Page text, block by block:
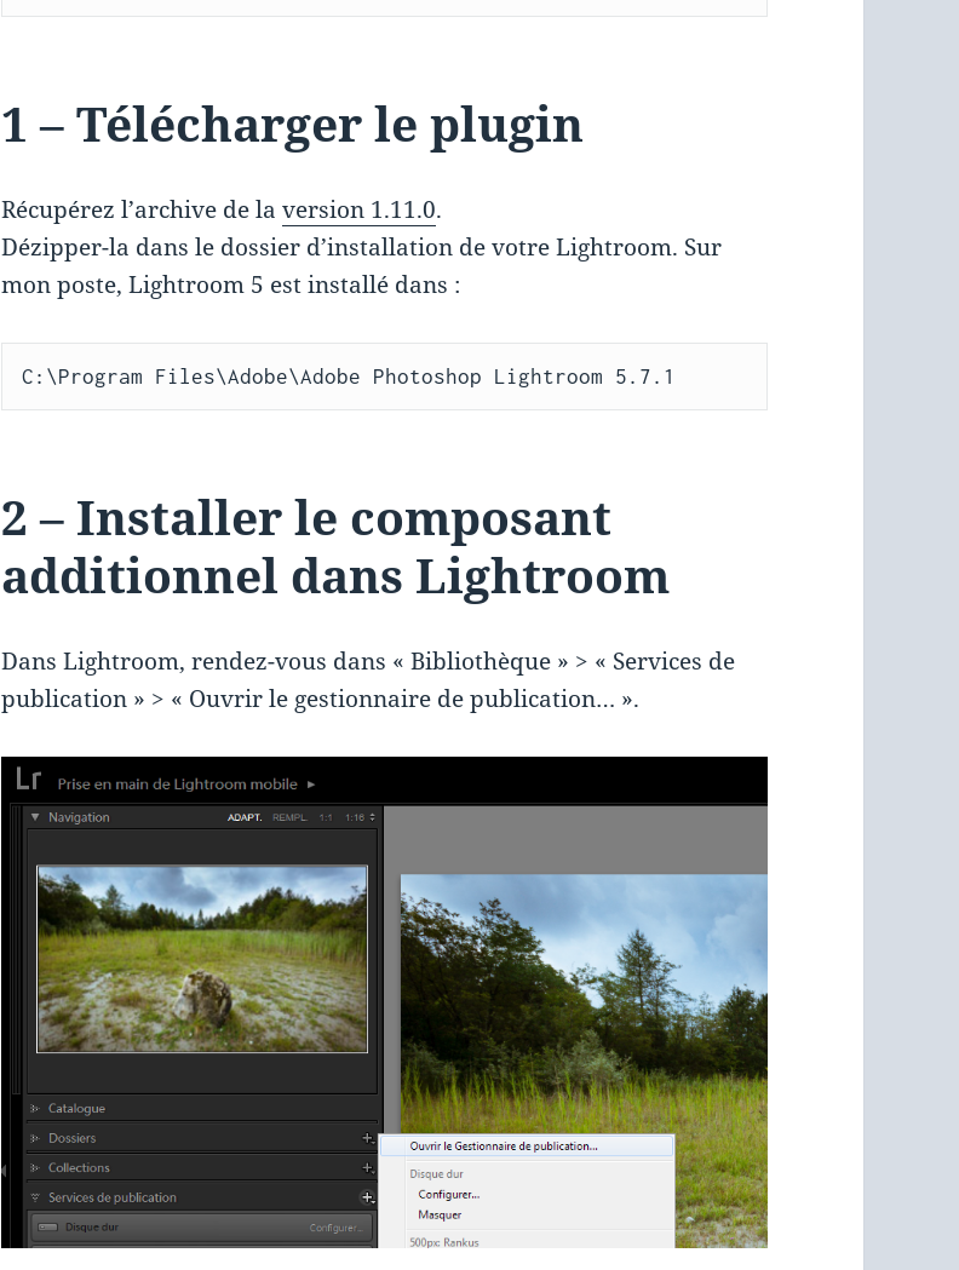
1 – Télécharger le plugin
Récupérez l’archive de laversion 1.11.0.
Dézipper-la dans le dossier d’installation de votre Lightroom. Sur
mon poste, Lightroom 5 est installé dans :
C:\Program Files\Adobe\Adobe Photoshop Lightroom 5.7.1
2 – Installer le composant
additionnel dans Lightroom
Dans Lightroom, rendez-vous dans « Bibliothèque » > « Services de
publication » > « Ouvrir le gestionnaire de publication… ».